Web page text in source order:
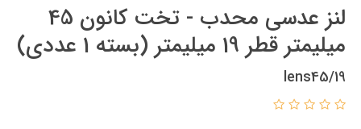
لنز عدسی محدب - تخت کانون 45
میلیمتر قطر 19 میلیمتر (بسته 1 عددی)
lens45/19